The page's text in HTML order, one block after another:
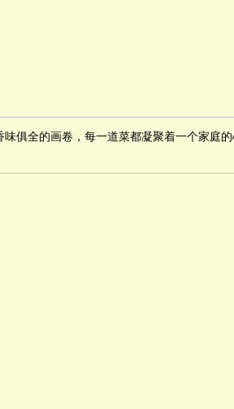
味俱全的画卷，每一道菜都凝聚着一个家庭